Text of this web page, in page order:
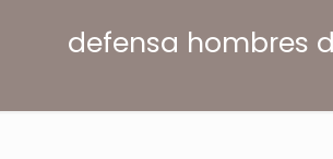
defensa hombres